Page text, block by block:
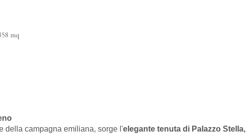
mq
della campagna emiliana, sorge l'elegante tenuta di Palazzo Stella,